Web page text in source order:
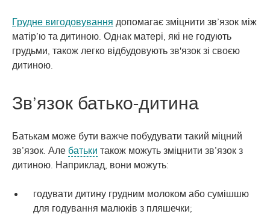
Грудне вигодовування допомагає зміцнити зв’язок між
матір’ю та дитиною. Однак матері, які не годують
грудьми, також легко відбудовують зв'язок зі своєю
дитиною.
Зв’язок батько-дитина
Батькам може бути важче побудувати такий міцний
зв’язок. Але батьки також можуть зміцнити зв’язок з
дитиною. Наприклад, вони можуть:
годувати дитину грудним молоком або сумішшю
для годування малюків з пляшечки;